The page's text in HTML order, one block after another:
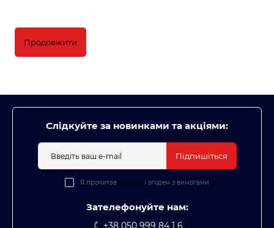
Продовжити
Слідкуйте за новинками та акціями:
Підпишіться
Я прочитав Оплата і згоден з вимогами
Зателефонуйте нам:
+38 050 999 84 1 6